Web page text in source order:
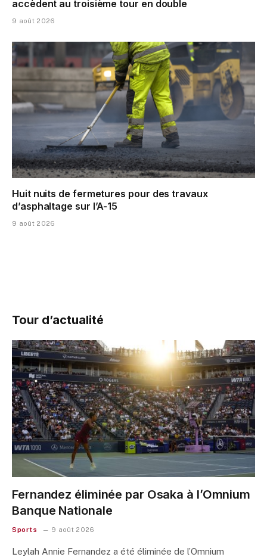
accèdent au troisième tour en double
9 août 2026
Huit nuits de fermetures pour des travaux
d’asphaltage sur l’A-15
9 août 2026
Tour d’actualité
Fernandez éliminée par Osaka à l’Omnium
Banque Nationale
Sports 9 août 2026
Leylah Annie Fernandez a été éliminée de l’Omnium